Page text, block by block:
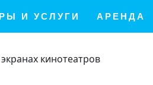
И УСЛУГИ АРЕНДА
кинотеатров